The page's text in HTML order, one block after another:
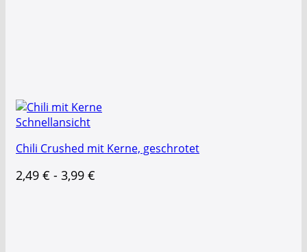
Schnellansicht
Chili Crushed mit Kerne, geschrotet
2,49 € - 3,99 €